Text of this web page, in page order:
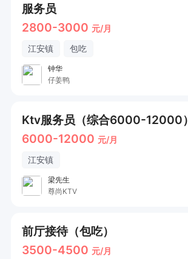
服务员
2800-3000 元/月
江安镇 包吃
钟华
仔姜鸭
Ktv服务员（综合6000-12000）
6000-12000 元/月
江安镇
梁先生
尊尚KTV
前厅接待（包吃）
3500-4500 元/月